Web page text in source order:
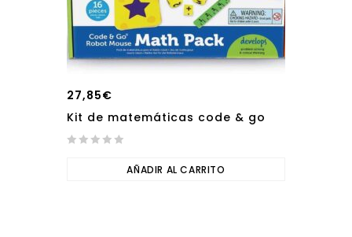
27,85€
Kit de matemáticas code & go
AÑADIR AL CARRITO